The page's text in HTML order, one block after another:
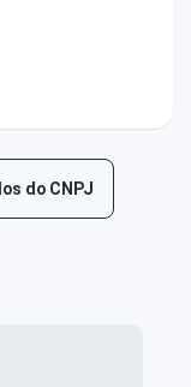
do CNPJ